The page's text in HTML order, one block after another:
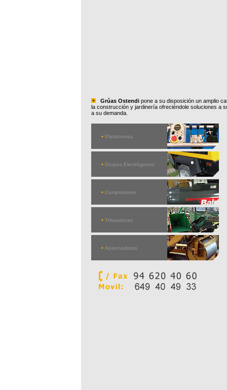
Grúas Ostendi pone a su disposición un amplio
la construcción y jardinería ofreciéndole soluciones a
a su demanda.
• Plataformas
• Grupos Electrógenos
• Compresores
• Trituradoras
• Apisonadoras